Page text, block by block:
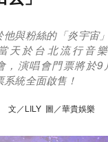
他與粉絲的「炎宇宙
天於台北流行音
，演唱會門票將於
統全面啟售！
文／LILY 圖／華貴娛樂